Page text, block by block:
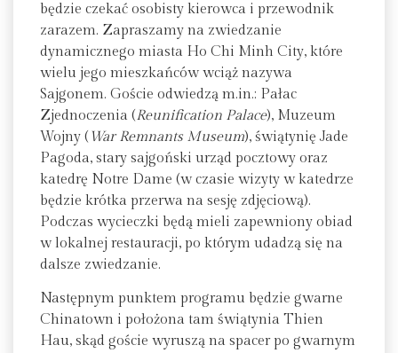
będzie czekać osobisty kierowca i przewodnik
zarazem. Zapraszamy na zwiedzanie
dynamicznego miasta Ho Chi Minh City, które
wielu jego mieszkańców wciąż nazywa
Sajgonem. Goście odwiedzą m.in.: Pałac
Zjednoczenia (Reunification Palace), Muzeum
Wojny ( War Remnants Museum), świątynię Jade
Pagoda, stary sajgoński urząd pocztowy oraz
katedrę Notre Dame (w czasie wizyty w katedrze
będzie krótka przerwa na sesję zdjęciową).
Podczas wycieczki będą mieli zapewniony obiad
w lokalnej restauracji, po którym udadzą się na
dalsze zwiedzanie.
Następnym punktem programu będzie gwarne
Chinatown i położona tam świątynia Thien
Hau, skąd goście wyruszą na spacer po gwarnym